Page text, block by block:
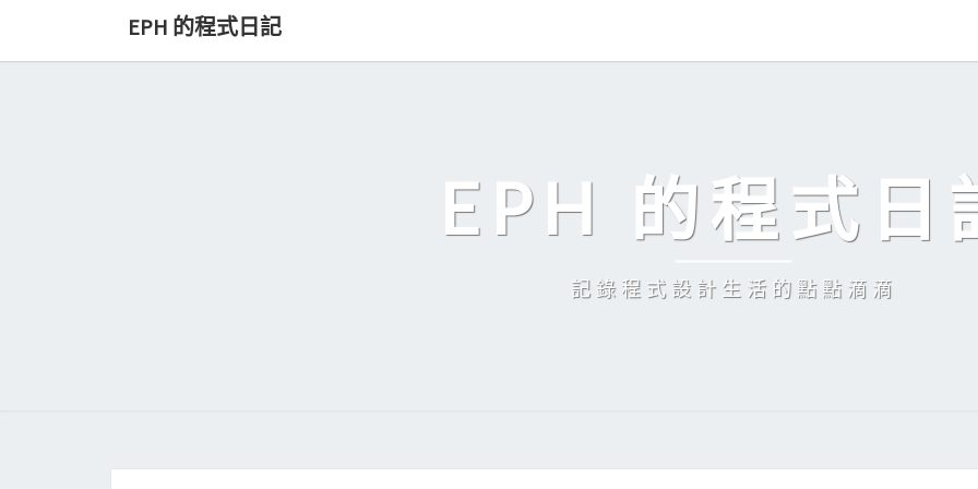
EPH 的程式日記
EPH 的程式日
記錄程式設計生活的點點滴滴